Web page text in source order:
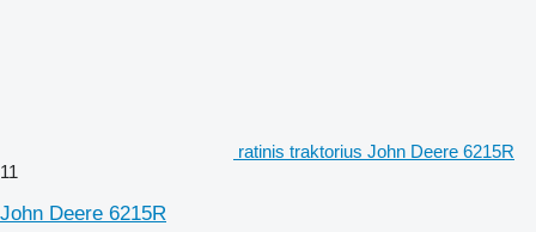
ratinis traktorius John Deere 6215R
11
John Deere 6215R